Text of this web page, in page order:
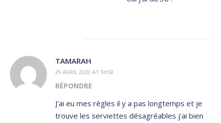
TAMARAH
29 AVRIL 2020 AT 9H50
RÉPONDRE
J’ai eu mes règles il y a pas longtemps et je
trouve les serviettes désagréables j’ai bien